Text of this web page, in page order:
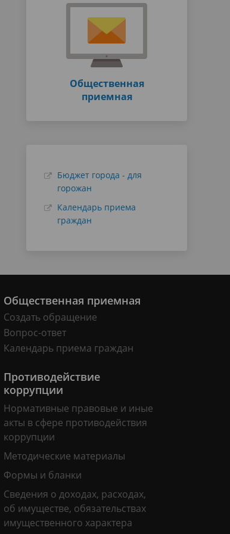
Общественная
приемная
Бюджет города - для
горожан
Календарь приема
граждан
Общественная приемная
Создать обращение
Вопрос-ответ
Календарь приема граждан
Противодействие
коррупции
Нормативные правовые и иные
акты в сфере противодействия
коррупции
Методические материалы
Формы и бланки
Сведения о доходах, расходах,
об имуществе, обязательствах
имущественного характера